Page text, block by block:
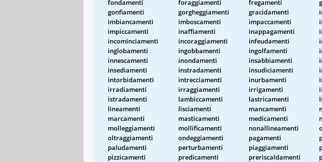
fondamenti
foraggiamenti fregamenti
gonfiamenti
gorgheggiamenti gracidamenti
imbiancamenti
imboscamenti impaccamenti
impiccamenti
inaffiamenti inappagamenti
incominciamenti
incoraggiamenti infeudamenti
inglobamenti
ingobbamenti ingolfamenti
innescamenti
inondamenti insabbiamenti
insediamenti
instradamenti insudiciamenti
intorbidamenti
intrecciamenti inurbamenti
irradiamenti
irraggiamenti irrigamenti
istradamenti
lambiccamenti lastricamenti
lineamenti
lisciamenti mancamenti
marcamenti
masticamenti medicamenti
molleggiamenti
mollificamenti nonallineamenti
oltraggiamenti
ondeggiamenti pagamenti
paludamenti
perturbamenti piaggiamenti
pizzicamenti
predicamenti preriscaldamenti